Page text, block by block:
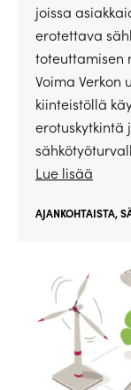
joissa
erotettava
toteuttamisen
Voima Verkon
kiinteistöllä
erotuskytkintä
Lue lisää
AJANKOHTAISTA,